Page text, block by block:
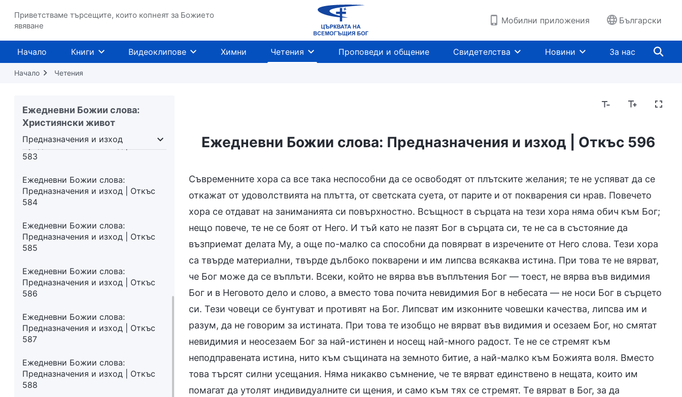
Приветстваме търсещите, които копнеят за Божието
явяване
Мобилни приложения Български
Начало Книги Видеоклипове Химни Четения Проповеди и общение Свидетелства Новини За нас
Начало Четения
Ежедневни Божии слова:
Християнски живот
Предназначения и изход
Предназначения и изход
580
Ежедневни Божии слова:
Предназначения и изход | Откъс
581
582
Ежедневни Божии слова:
Предназначения и изход | Откъс
583
Ежедневни Божии слова:
Предназначения и изход | Откъс
584
Ежедневни Божии слова:
Предназначения и изход | Откъс
585
Ежедневни Божии слова:
Предназначения и изход | Откъс
586
Ежедневни Божии слова:
Предназначения и изход | Откъс
587
Ежедневни Божии слова:
Предназначения и изход | Откъс
588
Ежедневни Божии слова: Предназначения и изход | Откъс 596
Съвременните хора са все така неспособни да се освободят от плътските желания; те не успяват да се
откажат от удоволствията на плътта, от светската суета, от парите и от покварения си нрав. Повечето
хора се отдават на заниманията си повърхностно. Всъщност в сърцата на тези хора няма обич към Бог;
нещо повече, те не се боят от Него. И тъй като не пазят Бог в сърцата си, те не са в състояние да
възприемат делата Му, а още по-малко са способни да повярват в изречените от Него слова. Тези хора
са твърде материални, твърде дълбоко покварени и им липсва всякаква истина. При това те не вярват,
че Бог може да се въплъти. Всеки, който не вярва във въплътения Бог — тоест, не вярва във видимия
Бог и в Неговото дело и слово, а вместо това почита невидимия Бог в небесата — не носи Бог в сърцето
си. Тези човеци се бунтуват и противят на Бог. Липсват им изконните човешки качества, липсва им и
разум, да не говорим за истината. При това те изобщо не вярват във видимия и осезаем Бог, но смятат
невидимия и неосезаем Бог за най-истинен и носещ най-много радост. Те не се стремят към
неподправената истина, нито към същината на земното битие, а най-малко към Божията воля. Вместо
това търсят силни усещания. Няма никакво съмнение, че те вярват единствено в нещата, които им
помагат да утолят индивидуалните си щения, и само към тях се стремят. Те вярват в Бог, за да